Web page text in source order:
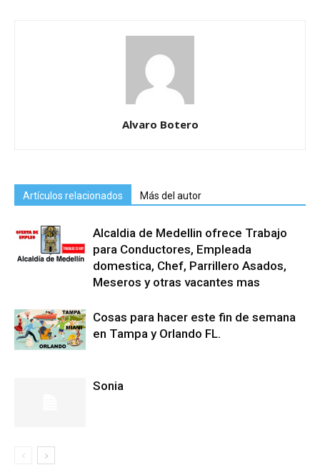
Alvaro Botero
Artículos relacionados Más del autor
Alcaldia de Medellin ofrece Trabajo
para Conductores, Empleada
domestica, Chef, Parrillero Asados,
Meseros y otras vacantes mas
Cosas para hacer este fin de semana
en Tampa y Orlando FL.
Sonia